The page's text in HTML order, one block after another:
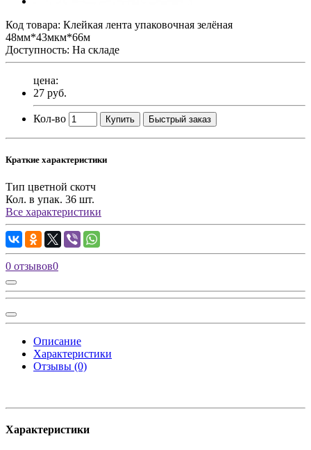
Код товара: Клейкая лента упаковочная зелёная
48мм*43мкм*66м
Доступность: На складе
цена:
27 руб.
Кол-во Купить Быстрый заказ
Краткие характеристики
Тип цветной скотч
Кол. в упак. 36 шт.
Все характеристики
0 отзывов0
Описание
Характеристики
Отзывы (0)
Характеристики